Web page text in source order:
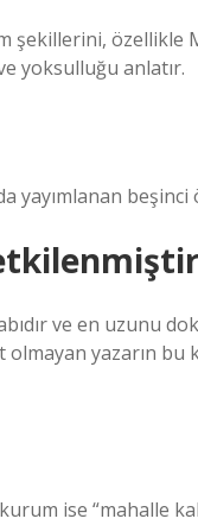
şekillerini, özellikle
yoksulluğu anlatır.
yayımlanan beşinci
ve en uzunu
yazarın bu
ise “mahalle